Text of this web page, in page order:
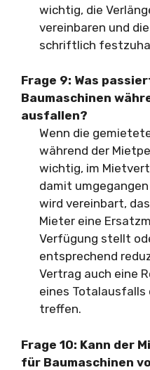
wichtig, die
vereinbaren und
schriftlich
Frage 9: Was
Baumaschinen
ausfallen?
Wenn die
während der
wichtig, im
damit
wird vereinbart,
Mieter eine
Verfügung stellt
entsprechend
Vertrag auch eine
eines Totalausfalls
treffen.
Frage 10: Kann der
für Baumaschinen